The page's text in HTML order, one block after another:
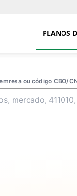
PLANOS
ou código CBO/